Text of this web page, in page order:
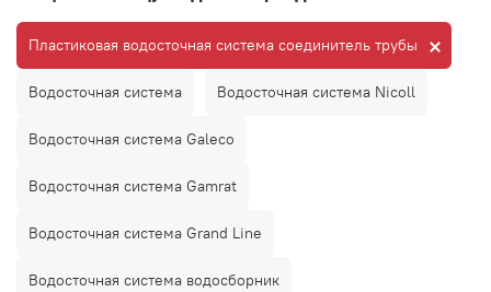
Пластиковая водосточная система соединитель трубы
Водосточная система Водосточная система Nicoll
Водосточная система Galeco
Водосточная система Gamrat
Водосточная система Grand Line
Водосточная система водосборник